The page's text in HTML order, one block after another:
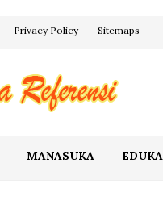
Privacy Policy Sitemaps
MANASUKA